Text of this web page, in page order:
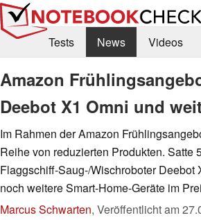
Tests
News Videos
Amazon
Deebot X1 Omni und
Im Rahmen der Amazon
Reihe von reduzierten Produkten. Satte
Flaggschiff-Saug-/Wischroboter Deebot
noch weitere Smart-Home-Geräte im
Marcus Schwarten, Veröffentlicht am